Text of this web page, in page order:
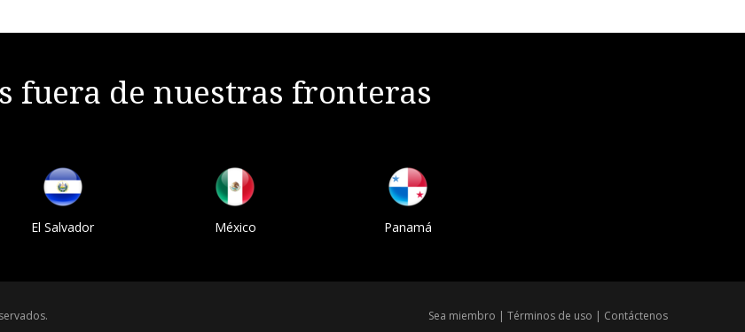
fuera de nuestras fronteras
El Salvador México Panamá
Sea miembro | Términos de uso | Contáctenos